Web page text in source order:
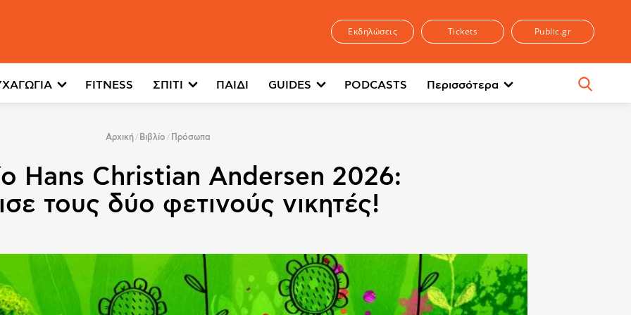
Εκδηλώσεις Tickets Public.gr
FITNESS ΣΠΙΤΙ ΠΑΙΔΙ GUIDES PODCASTS Περισσότερα
Αρχική Βιβλίο Πρόσωπα
Hans Christian Andersen 2026:
τους δύο φετινούς νικητές!